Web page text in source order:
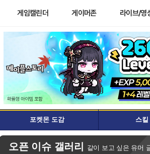
게임캘린더 게이머존 라이브/영
포켓몬 도감 스
오픈 이슈 갤러리 같이 보고 싶은 유머